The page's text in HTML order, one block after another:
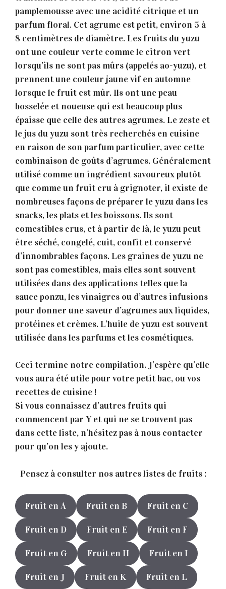
pamplemousse avec une acidité citrique et un
parfum floral. Cet agrume est petit, environ 5 à
8 centimètres de diamètre. Les fruits du yuzu
ont une couleur verte comme le citron vert
lorsqu’ils ne sont pas mûrs (appelés ao-yuzu), et
prennent une couleur jaune vif en automne
lorsque le fruit est mûr. Ils ont une peau
bosselée et noueuse qui est beaucoup plus
épaisse que celle des autres agrumes. Le zeste et
le jus du yuzu sont très recherchés en cuisine
en raison de son parfum particulier, avec cette
combinaison de goûts d’agrumes. Généralement
utilisé comme un ingrédient savoureux plutôt
que comme un fruit cru à grignoter, il existe de
nombreuses façons de préparer le yuzu dans les
snacks, les plats et les boissons. Ils sont
comestibles crus, et à partir de là, le yuzu peut
être séché, congelé, cuit, confit et conservé
d’innombrables façons. Les graines de yuzu ne
sont pas comestibles, mais elles sont souvent
utilisées dans des applications telles que la
sauce ponzu, les vinaigres ou d’autres infusions
pour donner une saveur d’agrumes aux liquides,
protéines et crèmes. L’huile de yuzu est souvent
utilisée dans les parfums et les cosmétiques.
Ceci termine notre compilation. J’espère qu’elle
vous aura été utile pour votre petit bac, ou vos
recettes de cuisine !
Si vous connaissez d’autres fruits qui
commencent par Y et qui ne se trouvent pas
dans cette liste, n’hésitez pas à nous contacter
pour qu’on les y ajoute.
Pensez à consulter nos autres listes de fruits :
Fruit en A Fruit en B Fruit en C
Fruit en D Fruit en E Fruit en F
Fruit en G Fruit en H Fruit en I
Fruit en J Fruit en K Fruit en L